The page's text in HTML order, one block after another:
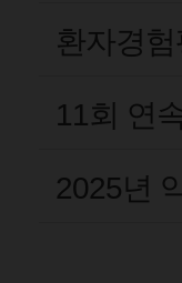
환자경
11회 연
2025년